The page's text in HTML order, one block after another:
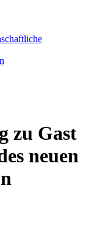
zu Gast
neuen